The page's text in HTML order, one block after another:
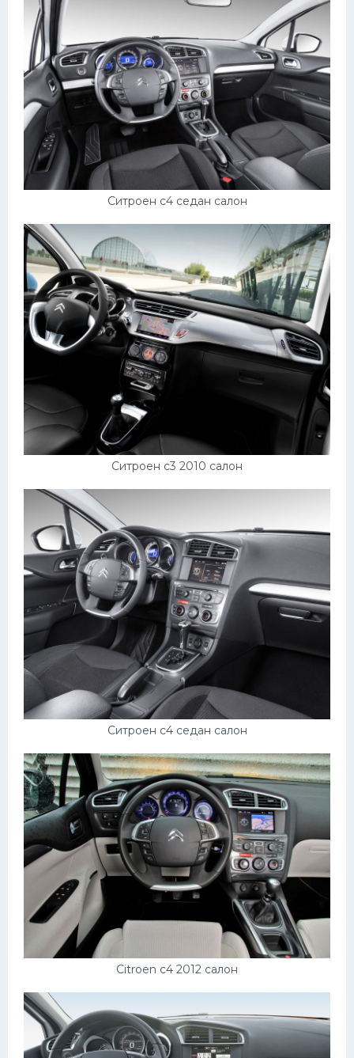
Ситроен с4 седан салон
Ситроен с3 2010 салон
Ситроен с4 седан салон
Citroen c4 2012 салон
Пежо
Ауди
Гараж
Русские авто
Вольво
БМВ
Сузуки
Мерседес
Фольксваген
Лексус
Дэу
Черри
Джили
Кавасаки
Инфинити
ЛУАЗ
Ситроен
Субару
Опель
Подводные лодки
Киа
Танки
Крайслер
Порше
Самолеты
Корабли
Комплектующие
Лодки
Шкода
Вертолеты